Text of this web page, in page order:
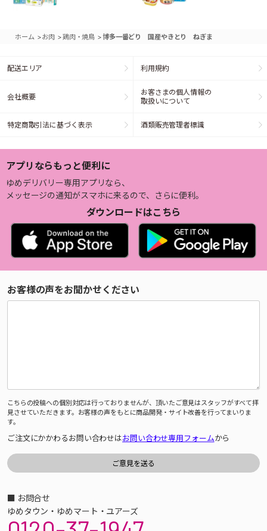
ホーム >お肉 >鶏肉・焼鳥 >博多一番どり 国産やきとり ねぎま
配送エリア 利用規約
会社概要
お客さまの個人情報の
取扱いについて
特定商取引法に基づく表示 酒類販売管理者標識
アプリならもっと便利に
ゆめデリバリー専用アプリなら、
メッセージの通知がスマホに来るので、さらに便利。
ダウンロードはこちら
お客様の声をお聞かせください
こちらの投稿への個別対応は行っておりませんが、頂いたご意見はスタッフがすべて拝
見させていただきます。お客様の声をもとに商品開発・サイト改善を行ってまいりま
す。
ご注文にかかわるお問い合わせはお問い合わせ専用フォームから
■ お問合せ
ゆめタウン・ゆめマート・ユアーズ